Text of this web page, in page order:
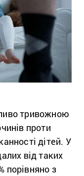
тривожною
проти
дітей. У
від таких
порівняно з